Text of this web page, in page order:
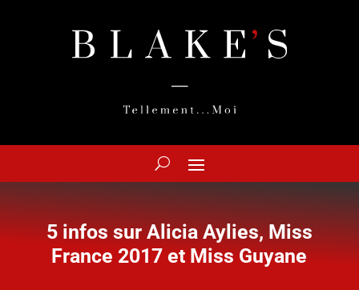
5 infos sur Alicia Aylies, Miss
France 2017 et Miss Guyane